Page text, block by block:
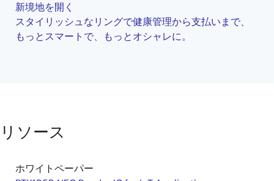
新境地を開く
スタイリッシュなリングで健康管理から支払いまで、
もっとスマートで、もっとオシャレに。
リソース
ホワイトペーパー